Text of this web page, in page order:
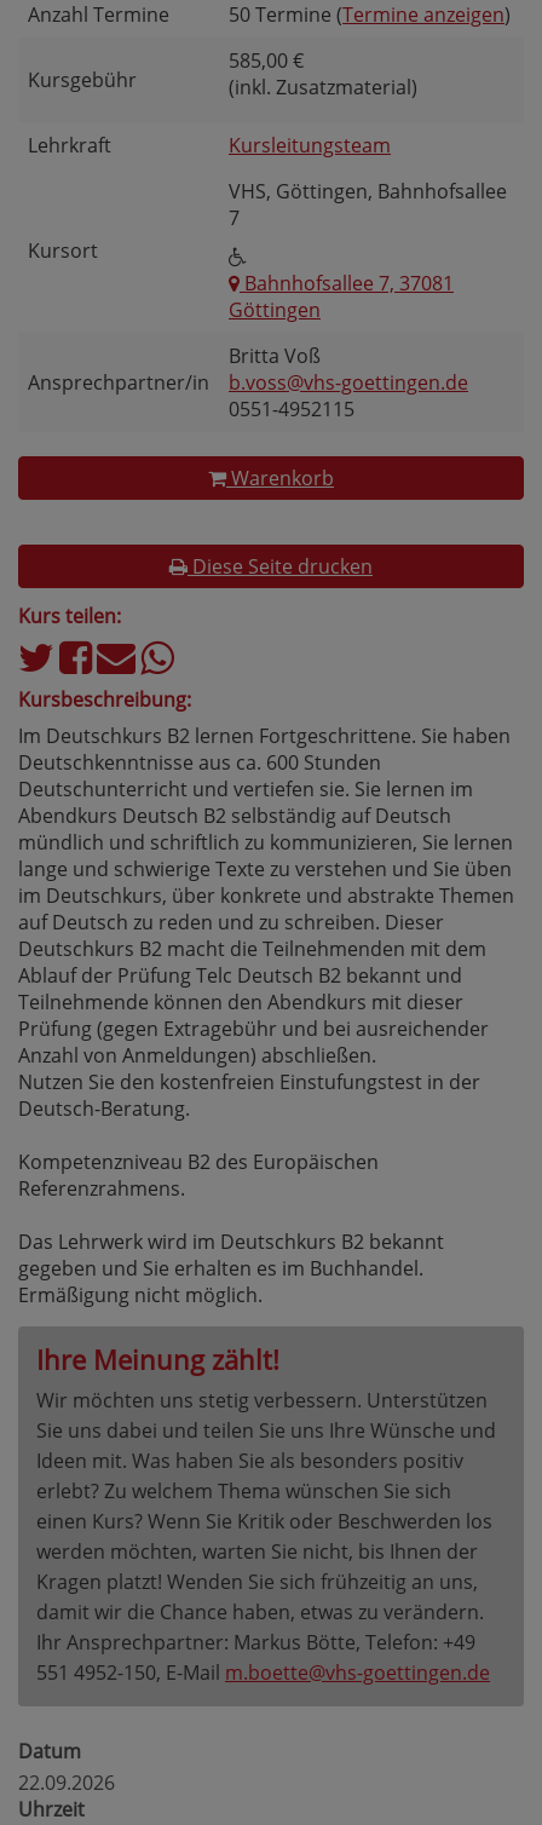
Anzahl Termine
50 Termine (Termine anzeigen)
Kursgebühr
585,00 €
(inkl. Zusatzmaterial)
Lehrkraft Kursleitungsteam
Kursort
VHS, Göttingen, Bahnhofsallee
7
Bahnhofsallee 7, 37081
Göttingen
Ansprechpartner/in
Britta Voß
b.voss@vhs-goettingen.de
0551-4952115
Warenkorb
Diese Seite drucken
Kurs teilen:
Kursbeschreibung:
Im Deutschkurs B2 lernen Fortgeschrittene. Sie haben
Deutschkenntnisse aus ca. 600 Stunden
Deutschunterricht und vertiefen sie. Sie lernen im
Abendkurs Deutsch B2 selbständig auf Deutsch
mündlich und schriftlich zu kommunizieren, Sie lernen
lange und schwierige Texte zu verstehen und Sie üben
im Deutschkurs, über konkrete und abstrakte Themen
auf Deutsch zu reden und zu schreiben. Dieser
Deutschkurs B2 macht die Teilnehmenden mit dem
Ablauf der Prüfung Telc Deutsch B2 bekannt und
Teilnehmende können den Abendkurs mit dieser
Prüfung (gegen Extragebühr und bei ausreichender
Anzahl von Anmeldungen) abschließen.
Nutzen Sie den kostenfreien Einstufungstest in der
Deutsch-Beratung.
Kompetenzniveau B2 des Europäischen
Referenzrahmens.
Das Lehrwerk wird im Deutschkurs B2 bekannt
gegeben und Sie erhalten es im Buchhandel.
Ermäßigung nicht möglich.
Ihre Meinung zählt!
Wir möchten uns stetig verbessern. Unterstützen
Sie uns dabei und teilen Sie uns Ihre Wünsche und
Ideen mit. Was haben Sie als besonders positiv
erlebt? Zu welchem Thema wünschen Sie sich
einen Kurs? Wenn Sie Kritik oder Beschwerden los
werden möchten, warten Sie nicht, bis Ihnen der
Kragen platzt! Wenden Sie sich frühzeitig an uns,
damit wir die Chance haben, etwas zu verändern.
Ihr Ansprechpartner: Markus Bötte, Telefon: +49
551 4952-150, E-Mail m.boette@vhs-goettingen.de
Datum
22.09.2026
Uhrzeit